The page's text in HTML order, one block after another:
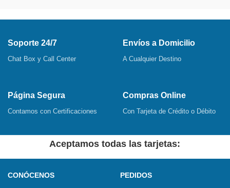
Soporte 24/7
Chat Box y Call Center
Envíos a Domicilio
A Cualquier Destino
Página Segura
Contamos con Certificaciones
Compras Online
Con Tarjeta de Crédito o Débito
Aceptamos todas las tarjetas:
CONÓCENOS PEDIDOS